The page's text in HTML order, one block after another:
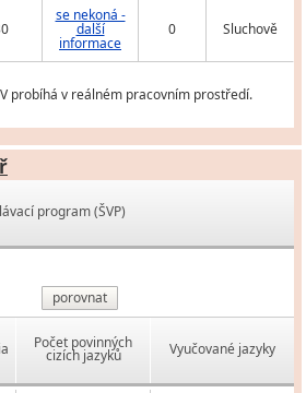
se nekoná -
další
informace
0 Sluchově
probíhá v reálném pracovním prostředí.
program (ŠVP)
porovnat
Počet povinných
cizích jazyků Vyučované jazyky